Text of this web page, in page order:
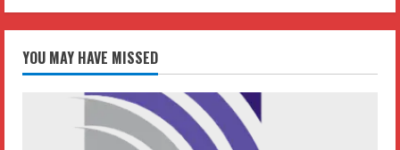
YOU MAY HAVE MISSED